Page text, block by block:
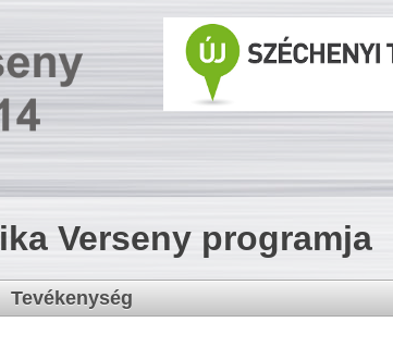
Verseny programja
Tevékenység